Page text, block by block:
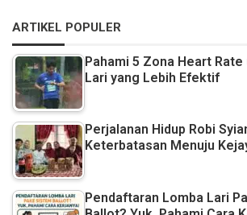
ARTIKEL POPULER
Pahami 5 Zona Heart
Lari yang Lebih Efektif
Perjalanan Hidup Robi
Keterbatasan Menuju
Pendaftaran Lomba Lari